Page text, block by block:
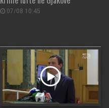
07/08 10:45